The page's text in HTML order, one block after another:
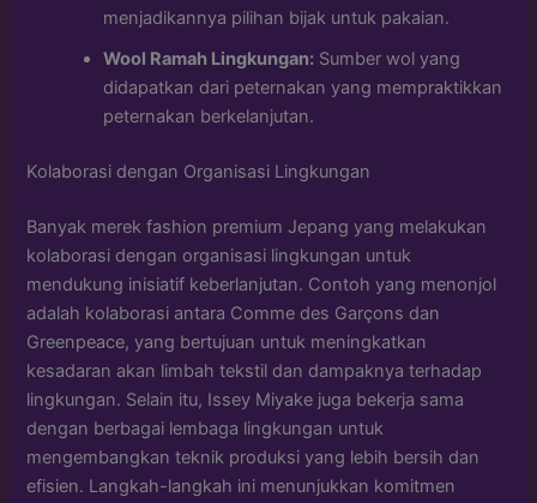
menjadikannya pilihan bijak untuk pakaian.
Wool Ramah Lingkungan: Sumber wol yang
didapatkan dari peternakan yang mempraktikkan
peternakan berkelanjutan.
Kolaborasi dengan Organisasi Lingkungan
Banyak merek fashion premium Jepang yang melakukan
kolaborasi dengan organisasi lingkungan untuk
mendukung inisiatif keberlanjutan. Contoh yang menonjol
adalah kolaborasi antara Comme des Garçons dan
Greenpeace, yang bertujuan untuk meningkatkan
kesadaran akan limbah tekstil dan dampaknya terhadap
lingkungan. Selain itu, Issey Miyake juga bekerja sama
dengan berbagai lembaga lingkungan untuk
mengembangkan teknik produksi yang lebih bersih dan
efisien. Langkah-langkah ini menunjukkan komitmen